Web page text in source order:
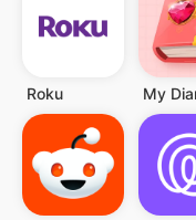
Roku